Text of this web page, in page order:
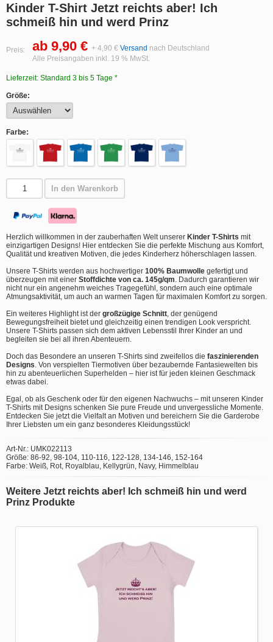
Kinder T-Shirt Jetzt reichts aber! Ich
schmeiß hin und werd Prinz
Preis: ab 9,90 € + 4,90 € Versand nach Deutschland
Alle Preisangaben inkl. 19 % MwSt.
Lieferzeit: Standard 3 bis 5 Tage *
Größe:
Farbe:
In den Warenkorb
Herzlich willkommen in der zauberhaften Welt unserer Kinder T-Shirts mit
einzigartigen Designs! Hier entdecken Sie die perfekte Mischung aus Komfort,
Qualität und kreativen Motiven, die jedes Kinderherz höherschlagen lassen.
Unsere T-Shirts werden aus hochwertiger 100% Baumwolle gefertigt und
überzeugen mit einer Stoffdichte von ca. 145g/qm . Dadurch garantieren wir
nicht nur ein angenehm weiches Tragegefühl, sondern auch eine optimale
Atmungsaktivität, um auch an warmen Tagen für maximalen Komfort zu sorgen.
Ein weiteres Highlight ist der großzügige Schnitt , der genügend
Bewegungsfreiheit bietet und gleichzeitig einen trendigen Look verspricht.
Unsere T-Shirts passen sich dem aktiven Lebensstil Ihrer Kinder an und
begleiten sie bei all ihren Abenteuern.
Doch das Besondere an unseren T-Shirts sind zweifellos die faszinierenden
Designs . Von verspielten Tiermotiven über bezaubernde Fantasiewelten bis
hin zu abenteuerlichen Superhelden – hier ist für jeden kleinen Geschmack
etwas dabei.
Egal, ob als Geschenk oder für den eigenen Nachwuchs – mit unseren Kinder
T-Shirts mit Designs schenken Sie pure Freude und unvergessliche Momente.
Entdecken Sie jetzt die Vielfalt an Motiven und bereichern Sie die Garderobe
Ihrer Liebsten um ein ganz besonderes Kleidungsstück!
Art-Nr.: UMK022113
Größe: 86-92, 98-104, 110-116, 122-128, 134-146, 152-164
Farbe: Weiß, Rot, Royalblau, Kellygrün, Navy, Himmelblau
Weitere Jetzt reichts aber! Ich schmeiß hin und werd
Prinz Produkte